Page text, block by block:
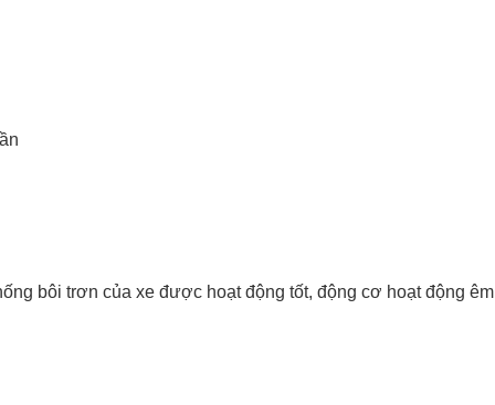
bôi trơn của xe được hoạt động tốt, động cơ hoạt động êm